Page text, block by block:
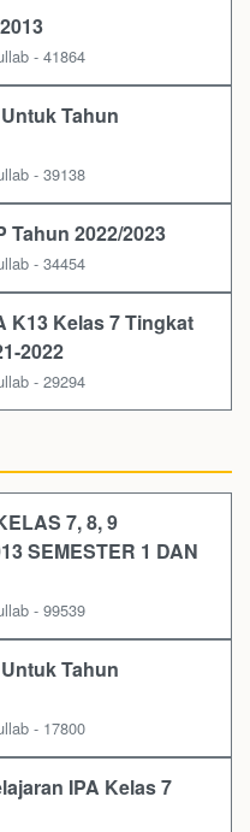
- 41864
Tahun
- 39138
Tahun 2022/2023
- 34454
K13 Kelas 7 Tingkat
2022
- 29294
7, 8, 9
SEMESTER 1 DAN
- 99539
Tahun
- 17800
IPA Kelas 7